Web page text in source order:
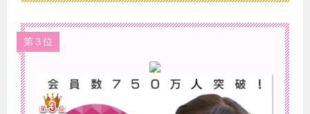
第３位